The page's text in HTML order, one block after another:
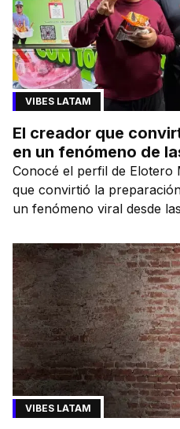
VIBES LATAM
El creador que
en un fenómeno de
Conocé el perfil de Elotero
que convirtió la
un fenómeno viral desde
VIBES LATAM